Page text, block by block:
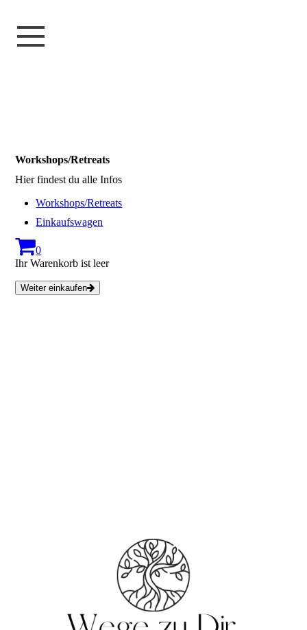
Workshops/Retreats
Hier findest du alle Infos
Workshops/Retreats
Einkaufswagen
0
Ihr Warenkorb ist leer
Weiter einkaufen